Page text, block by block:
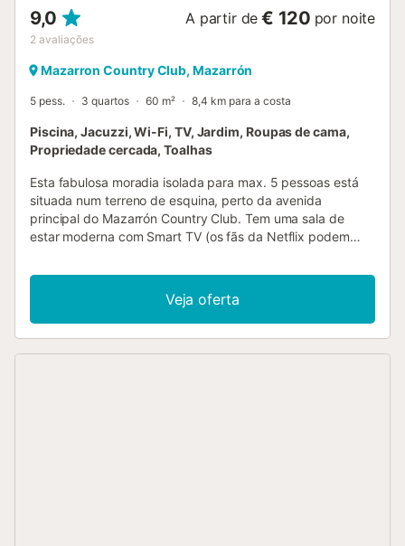
9,0
2 avaliações
A partir de € 120 por noite
Mazarron Country Club, Mazarrón
5 pess. 3 quartos 60 m² 8,4 km para a costa
Piscina, Jacuzzi, Wi-Fi, TV, Jardim, Roupas de cama,
Propriedade cercada, Toalhas
Esta fabulosa moradia isolada para max. 5 pessoas está
situada num terreno de esquina, perto da avenida
principal do Mazarrón Country Club. Tem uma sala de
estar moderna com Smart TV (os fãs da Netflix podem
que torna a villa perfeita para estadias de Inverno
prolongadas. Há três quartos de bom tamanho com amplo
espaço de armário: dois quartos com uma cama de casal e
um quarto com uma cama de solteiro. A propriedade tem
Veja oferta